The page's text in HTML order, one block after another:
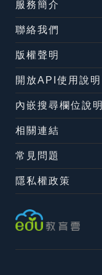
服務簡介
聯絡我們
版權聲明
開放API使用說明
內嵌搜尋欄位說明
相關連結
常見問題
隱私權政策